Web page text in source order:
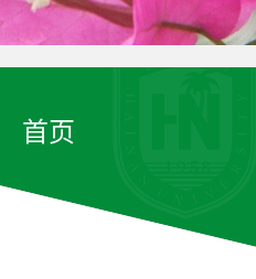
首页